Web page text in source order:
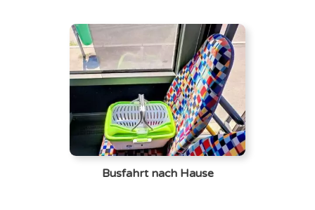
Busfahrt nach Hause